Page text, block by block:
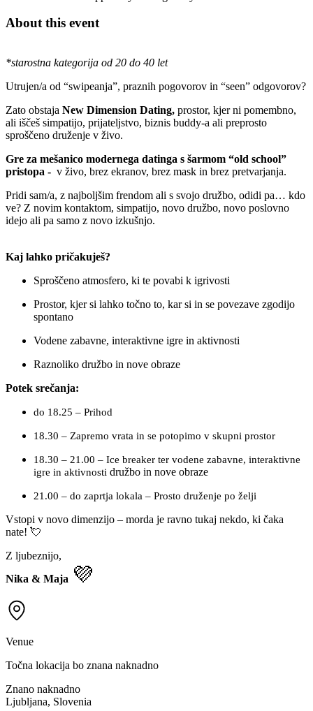
About this event
*starostna kategorija od 20 do 40 let
Utrujen/a od “swipeanja”, praznih pogovorov in “seen” odgovorov?
Zato obstaja New Dimension Dating, prostor, kjer ni pomembno,
ali iščeš simpatijo, prijateljstvo, biznis buddy-a ali preprosto
sproščeno druženje v živo.
Gre za mešanico modernega datinga s šarmom “old school”
pristopa - v živo, brez ekranov, brez mask in brez pretvarjanja.
Pridi sam/a, z najboljšim frendom ali s svojo družbo, odidi pa… kdo
ve? Z novim kontaktom, simpatijo, novo družbo, novo poslovno
idejo ali pa samo z novo izkušnjo.
Kaj lahko pričakuješ?
Sproščeno atmosfero, ki te povabi k igrivosti
Prostor, kjer si lahko točno to, kar si in se povezave zgodijo
spontano
Vodene zabavne, interaktivne igre in aktivnosti
Raznoliko družbo in nove obraze
Potek srečanja:
do 18.25 – Prihod
18.30 – Zapremo vrata in se potopimo v skupni prostor
18.30 – 21.00 – Ice breaker ter vodene zabavne, interaktivne
igre in aktivnosti družbo in nove obraze
21.00 – do zaprtja lokala – Prosto druženje po želji
Vstopi v novo dimenzijo – morda je ravno tukaj nekdo, ki čaka
nate! 💘
Z ljubeznijo,
Nika & Maja 💜
Venue
Točna lokacija bo znana naknadno
Znano naknadno
Ljubljana, Slovenia